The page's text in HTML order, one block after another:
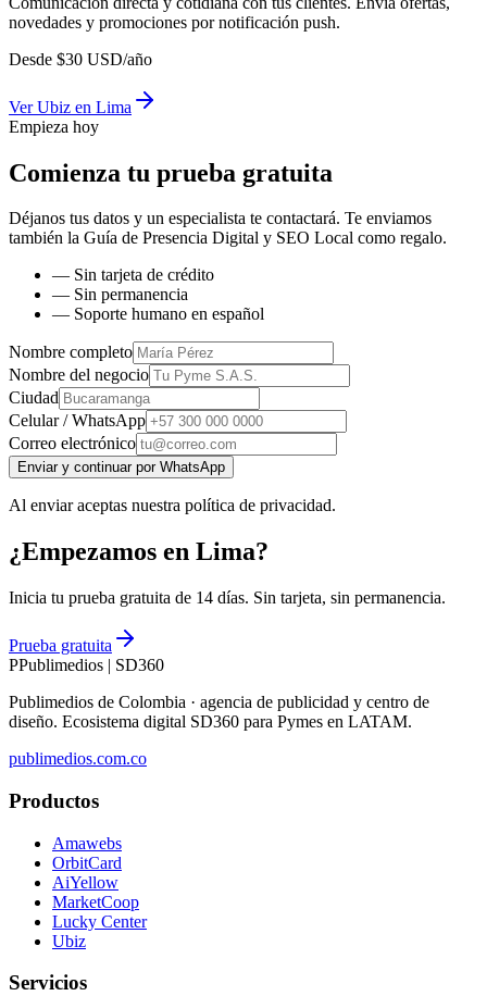
novedades y promociones por notificación push.
Desde $30 USD/año
VerUbiz en Lima
Empieza hoy
Comienza tu prueba gratuita
Déjanos tus datos y un especialista te contactará. Te enviamos
también la Guía de Presencia Digital y SEO Local como regalo.
— Sin tarjeta de crédito
— Sin permanencia
— Soporte humano en español
Nombre completo
Nombre del negocio
Ciudad
Celular / WhatsApp
Correo electrónico
Enviar y continuar por WhatsApp
Al enviar aceptas nuestra política de privacidad.
¿Empezamos en Lima?
Inicia tu prueba gratuita de 14 días. Sin tarjeta, sin permanencia.
Prueba gratuita
PPublimedios | SD360
Publimedios de Colombia · agencia de publicidad y centro de
diseño. Ecosistema digital SD360 para Pymes en LATAM.
publimedios.com.co
Productos
Amawebs
OrbitCard
AiYellow
MarketCoop
Lucky Center
Ubiz
Servicios